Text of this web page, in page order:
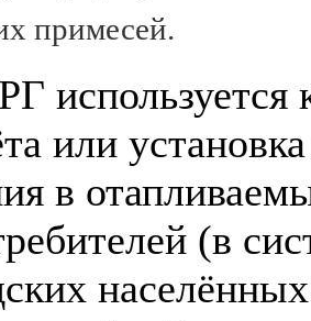
примесей.
или
в
(в